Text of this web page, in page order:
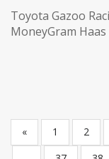
Toyota Gazoo
MoneyGram Haas
« 1 2